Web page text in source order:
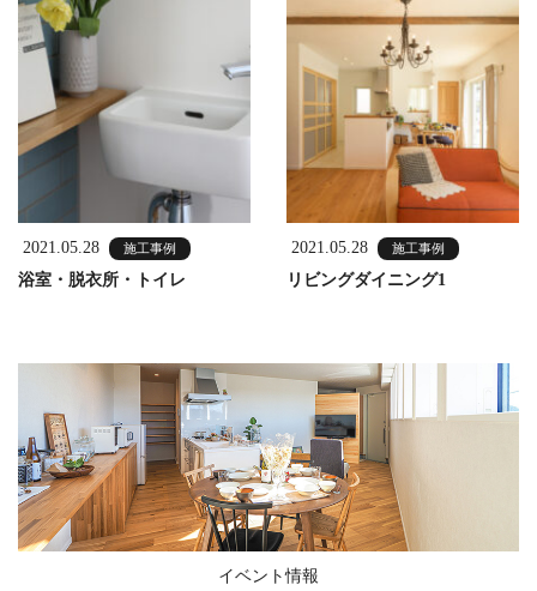
2021.05.28 施工事例
浴室・脱衣所・トイレ
2021.05.28 施工事例
リビングダイニング1
イベント情報